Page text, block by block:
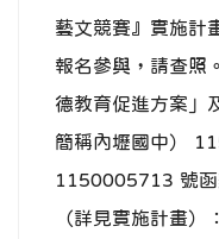
藝文競賽』實施計
報名參與，請查照
德教育促進方案」
簡稱內壢國中）
1150005713 號函
（詳見實施計畫）